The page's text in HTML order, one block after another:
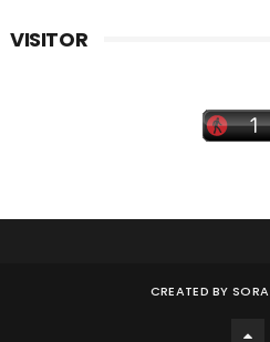
VISITOR
CREATED BY